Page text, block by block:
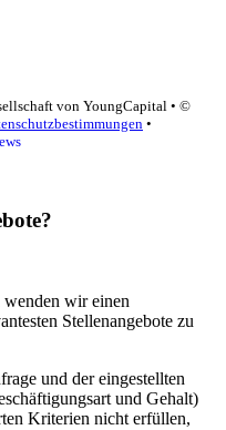
von YoungCapital • ©
•
wir einen
Stellenangebote zu
und der eingestellten
und Gehalt)
Kriterien nicht erfüllen,